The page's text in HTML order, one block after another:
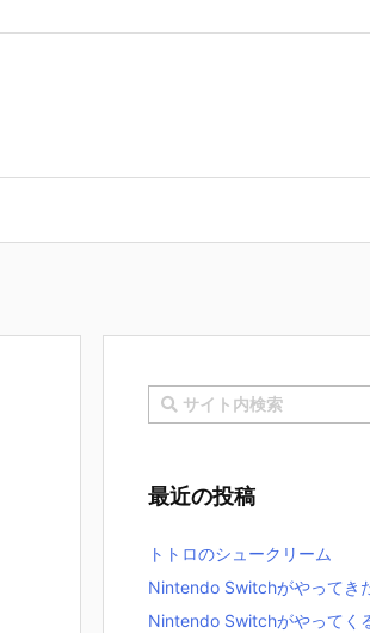
最近の投稿
トトロのシュークリーム
Nintendo Switchがやってき
Nintendo Switchがやってく